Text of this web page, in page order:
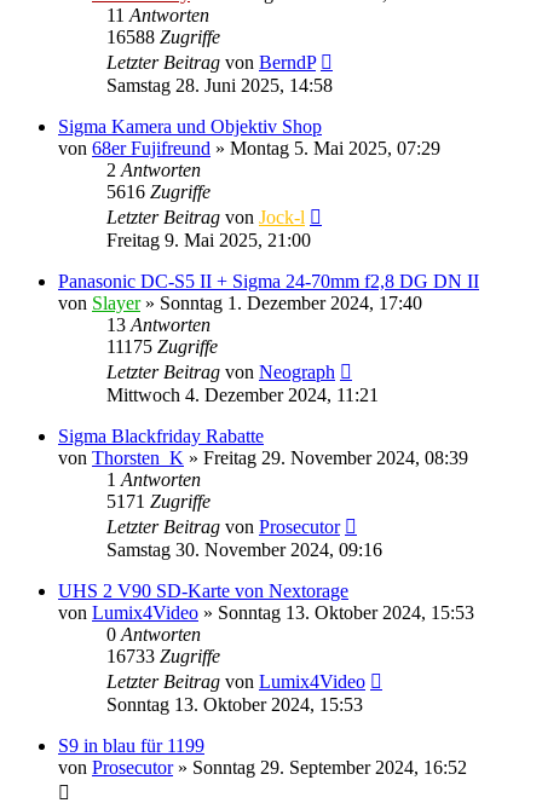
11 Antworten
16588 Zugriffe
Letzter Beitrag von BerndP
Samstag 28. Juni 2025, 14:58
Sigma Kamera und Objektiv Shop
von 68er Fujifreund » Montag 5. Mai 2025, 07:29
2 Antworten
5616 Zugriffe
Letzter Beitrag von Jock-l
Freitag 9. Mai 2025, 21:00
Panasonic DC-S5 II + Sigma 24-70mm f2,8 DG DN II
von Slayer» Sonntag 1. Dezember 2024, 17:40
13 Antworten
11175 Zugriffe
Letzter Beitrag von Neograph
Mittwoch 4. Dezember 2024, 11:21
Sigma Blackfriday Rabatte
von Thorsten_K » Freitag 29. November 2024, 08:39
1 Antworten
5171 Zugriffe
Letzter Beitrag von Prosecutor
Samstag 30. November 2024, 09:16
UHS 2 V90 SD-Karte von Nextorage
von Lumix4Video » Sonntag 13. Oktober 2024, 15:53
0 Antworten
16733 Zugriffe
Letzter Beitrag von Lumix4Video
Sonntag 13. Oktober 2024, 15:53
S9 in blau für 1199
von Prosecutor» Sonntag 29. September 2024, 16:52